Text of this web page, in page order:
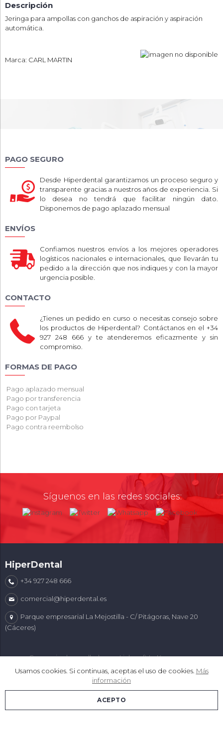
Usamos cookies. Si continuas, aceptas el uso de cookies. Más
información
ACEPTO
Descripción
Jeringa para ampollas con ganchos de aspiración y aspiración
automática.
Marca: CARL MARTIN
PAGO SEGURO
Desde Hiperdental garantizamos un proceso seguro y
transparente gracias a nuestros años de experiencia. Si
lo desea no tendrá que facilitar ningún dato.
Disponemos de pago aplazado mensual
ENVÍOS
Confiamos nuestros envíos a los mejores operadores
logísticos nacionales e internacionales, que llevarán tu
pedido a la dirección que nos indiques y con la mayor
urgencia posible.
CONTACTO
¿Tienes un pedido en curso o necesitas consejo sobre
los productos de Hiperdental? Contáctanos en el +34
927 248 666 y te atenderemos eficazmente y sin
compromiso.
FORMAS DE PAGO
Pago aplazado mensual
Pago por transferencia
Pago con tarjeta
Pago por Paypal
Pago contra reembolso
Síguenos en las redes sociales:
HiperDental
+34 927 248 666
comercial@hiperdental.es
Parque empresarial La Mejostilla - C/ Pitágoras, Nave 20
(Cáceres)
Comercio desarrollado conLinkasoft LeKommerce